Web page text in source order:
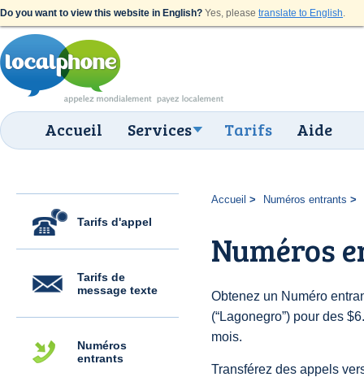
Do you want to view this website in English? Yes, please translate to English.
Accueil Services Tarifs Aide
Tarifs d'appel
Tarifs de
message texte
Numéros
entrants
Accueil Numéros entrants
Numéros
Obtenez un Numéro
(“Lagonegro”) pour des
mois.
Transférez des appels